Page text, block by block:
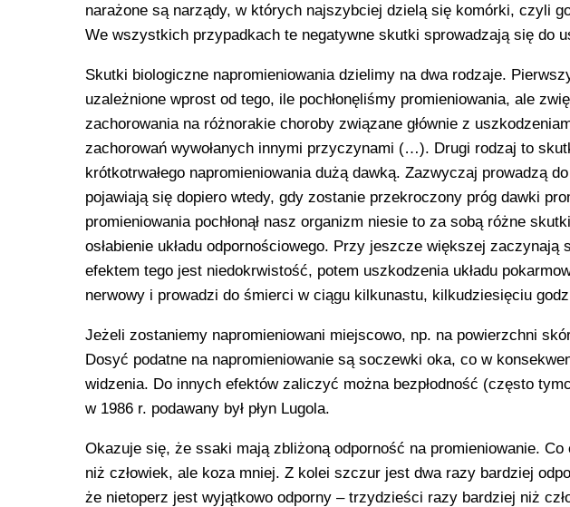
narażone są narządy, w których najszybciej dzielą się komórki, czyli
We wszystkich przypadkach te negatywne skutki sprowadzają się do
Skutki biologiczne napromieniowania dzielimy na dwa rodzaje.
uzależnione wprost od tego, ile pochłonęliśmy promieniowania, ale
zachorowania na różnorakie choroby związane głównie z
zachorowań wywołanych innymi przyczynami (…). Drugi rodzaj to
krótkotrwałego napromieniowania dużą dawką. Zazwyczaj prowadzą
pojawiają się dopiero wtedy, gdy zostanie przekroczony próg dawki
promieniowania pochłonął nasz organizm niesie to za sobą różne
osłabienie układu odpornościowego. Przy jeszcze większej
efektem tego jest niedokrwistość, potem uszkodzenia układu
nerwowy i prowadzi do śmierci w ciągu kilkunastu, kilkudziesięciu
Jeżeli zostaniemy napromieniowani miejscowo, np. na powierzchni
Dosyć podatne na napromieniowanie są soczewki oka, co w
widzenia. Do innych efektów zaliczyć można bezpłodność (często
w 1986 r. podawany był płyn Lugola.
Okazuje się, że ssaki mają zbliżoną odporność na promieniowanie.
niż człowiek, ale koza mniej. Z kolei szczur jest dwa razy bardziej
że nietoperz jest wyjątkowo odporny – trzydzieści razy bardziej niż